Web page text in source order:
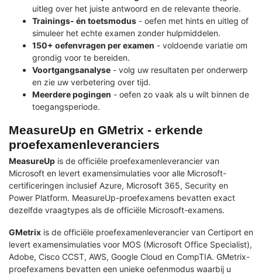
uitleg over het juiste antwoord en de relevante theorie.
Trainings- én toetsmodus - oefen met hints en uitleg of
simuleer het echte examen zonder hulpmiddelen.
150+ oefenvragen per examen - voldoende variatie om
grondig voor te bereiden.
Voortgangsanalyse - volg uw resultaten per onderwerp
en zie uw verbetering over tijd.
Meerdere pogingen - oefen zo vaak als u wilt binnen de
toegangsperiode.
MeasureUp en GMetrix - erkende
proefexamenleveranciers
MeasureUp is de officiële proefexamenleverancier van
Microsoft en levert examensimulaties voor alle Microsoft-
certificeringen inclusief Azure, Microsoft 365, Security en
Power Platform. MeasureUp-proefexamens bevatten exact
dezelfde vraagtypes als de officiële Microsoft-examens.
GMetrix is de officiële proefexamenleverancier van Certiport en
levert examensimulaties voor MOS (Microsoft Office Specialist),
Adobe, Cisco CCST, AWS, Google Cloud en CompTIA. GMetrix-
proefexamens bevatten een unieke oefenmodus waarbij u